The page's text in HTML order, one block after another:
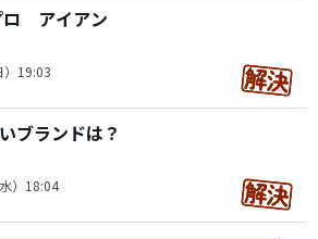
ロ アイアン
19:03
ブランドは？
）18:04